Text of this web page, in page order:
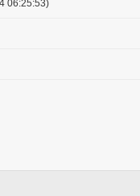
06:25:53)